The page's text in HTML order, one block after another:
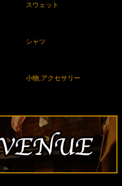
スウェット
シャツ
小物,アクセサリー